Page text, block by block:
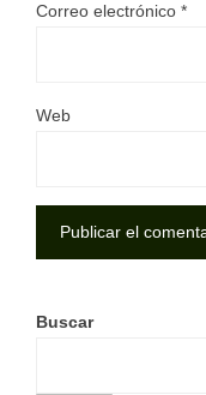
Correo electrónico *
Web
Buscar